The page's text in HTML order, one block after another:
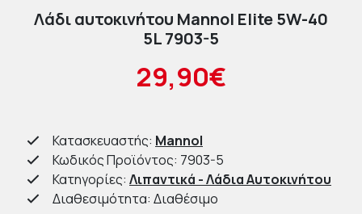
Λάδι αυτοκινήτου Mannol Elite 5W-40
5L 7903-5
29,90€
Κατασκευαστής: Mannol
Κωδικός Προϊόντος: 7903-5
Κατηγορίες: Λιπαντικά - Λάδια Αυτοκινήτου
Διαθεσιμότητα: Διαθέσιμο